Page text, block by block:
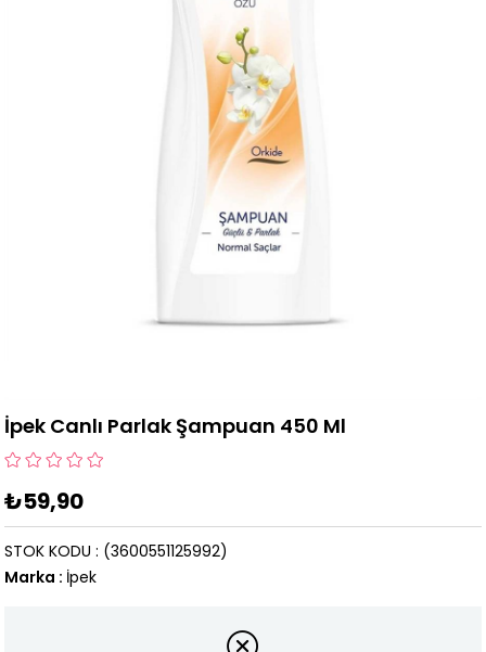
İpek Canlı Parlak Şampuan 450 Ml
₺59,90
STOK KODU
(3600551125992)
Marka : İpek